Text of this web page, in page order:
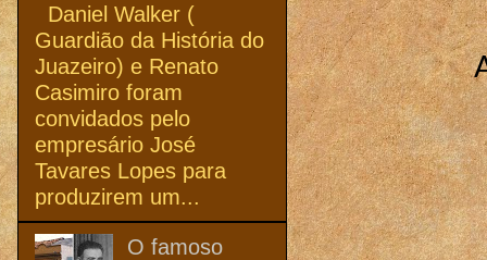
Daniel Walker (
Guardião da História do
Juazeiro) e Renato
Casimiro foram
convidados pelo
empresário José
Tavares Lopes para
produzirem um...
O famoso